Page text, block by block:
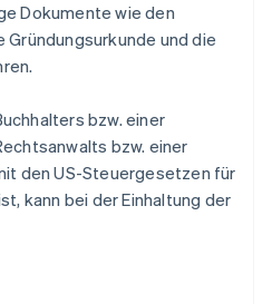
Dokumente wie den
und die
bzw. einer
bzw. einer
den US-Steuergesetzen für
kann bei der Einhaltung der